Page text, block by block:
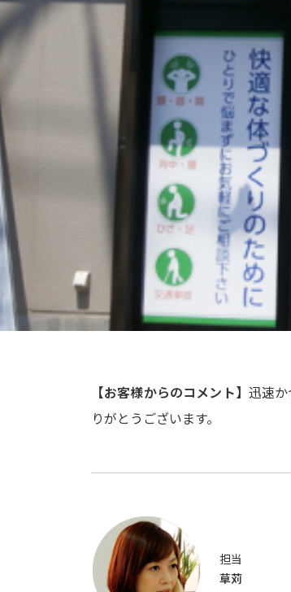
【お客様からのコメント】 迅速か
りがとうございます。
担当
草苅